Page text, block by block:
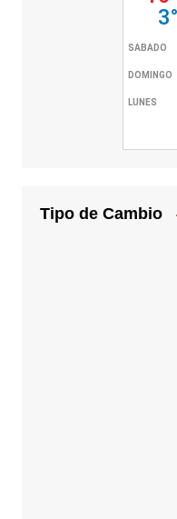
Tipo de Cambio